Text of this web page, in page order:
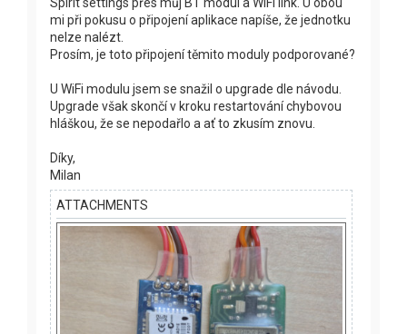
Spirit settings přes můj BT modul a WiFi link. U obou
mi při pokusu o připojení aplikace napíše, že jednotku
nelze nalézt.
Prosím, je toto připojení těmito moduly podporované?
U WiFi modulu jsem se snažil o upgrade dle návodu.
Upgrade však skončí v kroku restartování chybovou
hláškou, že se nepodařlo a ať to zkusím znovu.
Díky,
Milan
ATTACHMENTS